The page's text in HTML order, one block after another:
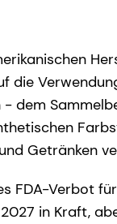
die
dem
Getränken
FDA-Verbot
in Kraft,